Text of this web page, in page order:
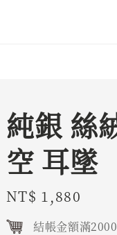
純銀 絲
空 耳墜
Regular
price
NT$ 1,880
結帳金額滿